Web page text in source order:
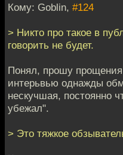
Кому: Goblin, #124
> Никто про такое в
говорить не будет.
Понял, прошу
интерьвью однажды
нескучшая, постоянно
убежал".
> Это тяжкое